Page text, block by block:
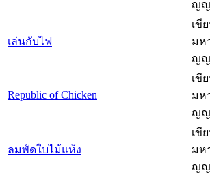
ญญ
เล่นกับไฟ
เขี
มห
ญญ
Republic of Chicken
เขี
มห
ญญ
ลมพัดใบไม้แห้ง
เขี
มห
ญญ